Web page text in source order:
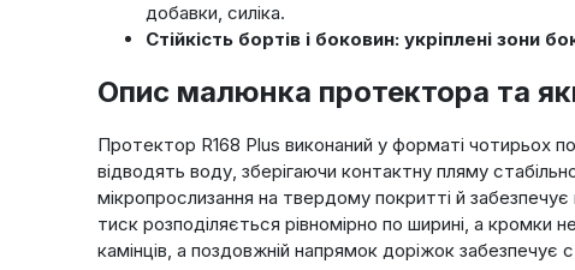
добавки, силіка.
Стійкість бортів і боковин: укріплені зони
Опис малюнка протектора та
Протектор R168 Plus виконаний у форматі чотирьох
відводять воду, зберігаючи контактну пляму
мікропрослизання на твердому покритті й
тиск розподіляється рівномірно по ширині, а
камінців, а поздовжній напрямок доріжок забезпечує